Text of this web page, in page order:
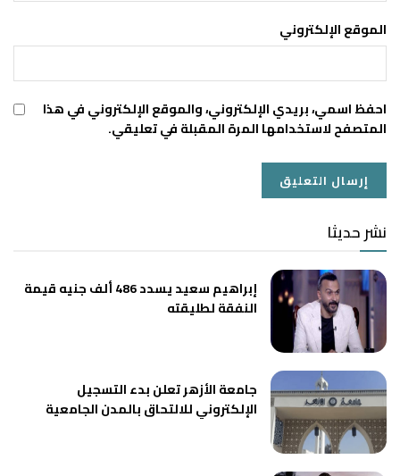
الموقع الإلكتروني
احفظ اسمي، بريدي الإلكتروني، والموقع الإلكتروني في هذا
المتصفح لاستخدامها المرة المقبلة في تعليقي.
نشر حديثا
إبراهيم سعيد يسدد 486 ألف جنيه قيمة
النفقة لطليقته
جامعة الأزهر تعلن بدء التسجيل
الإلكتروني للالتحاق بالمدن الجامعية